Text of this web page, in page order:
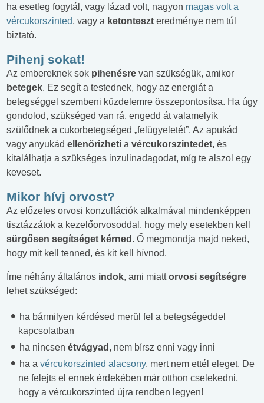
ha esetleg fogytál, vagy lázad volt, nagyon magas volt a
vércukorszinted, vagy a ketonteszt eredménye nem túl
biztató.
Pihenj sokat!
Az embereknek sok pihenésre van szükségük, amikor
betegek. Ez segít a testednek, hogy az energiát a
betegséggel szembeni küzdelemre összepontosítsa. Ha úgy
gondolod, szükséged van rá, engedd át valamelyik
szülődnek a cukorbetegséged „felügyeletét”. Az apukád
vagy anyukád ellenőrizheti a vércukorszintedet, és
kitalálhatja a szükséges inzulinadagodat, míg te alszol egy
keveset.
Mikor hívj orvost?
Az előzetes orvosi konzultációk alkalmával mindenképpen
tisztázzátok a kezelőorvosoddal, hogy mely esetekben kell
sürgősen segítséget kérned . Ő megmondja majd neked,
hogy mit kell tenned, és kit kell hívnod.
Íme néhány általános indok, ami miattorvosi segítségre
lehet szükséged:
ha bármilyen kérdésed merül fel a betegségeddel
kapcsolatban
ha nincsen étvágyad , nem bírsz enni vagy inni
ha a vércukorszinted alacsony, mert nem ettél eleget. De
ne felejts el ennek érdekében már otthon cselekedni,
hogy a vércukorszinted újra rendben legyen!